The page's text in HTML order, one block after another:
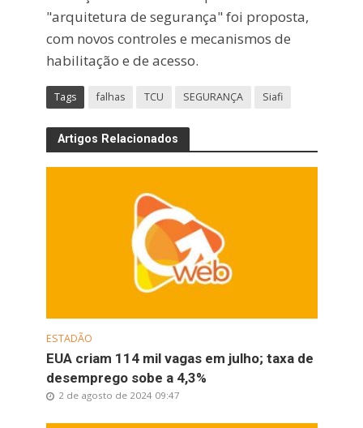
"arquitetura de segurança" foi proposta,
com novos controles e mecanismos de
habilitação e de acesso.
Tags falhas TCU SEGURANÇA Siafi
Artigos Relacionados
ESTADÃO
EUA criam 114 mil vagas em julho; taxa de
desemprego sobe a 4,3%
2 de agosto de 2024 09:47